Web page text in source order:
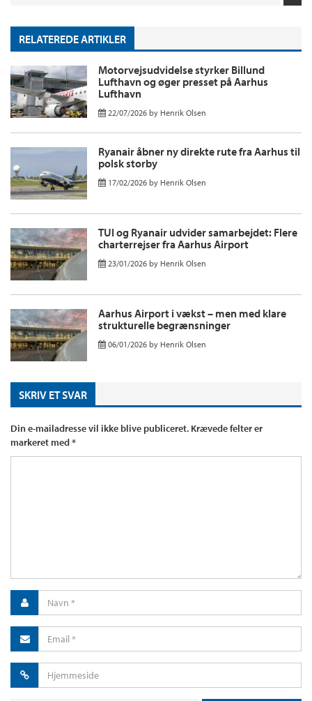
RELATEREDE ARTIKLER
Motorvejsudvidelse styrker Billund
Lufthavn og øger presset på Aarhus
Lufthavn
22/07/2026 by Henrik Olsen
Ryanair åbner ny direkte rute fra Aarhus til
polsk storby
17/02/2026 by Henrik Olsen
TUI og Ryanair udvider samarbejdet: Flere
charterrejser fra Aarhus Airport
23/01/2026 by Henrik Olsen
Aarhus Airport i vækst – men med klare
strukturelle begrænsninger
06/01/2026 by Henrik Olsen
SKRIV ET SVAR
Din e-mailadresse vil ikke blive publiceret. Krævede felter er
markeret med*